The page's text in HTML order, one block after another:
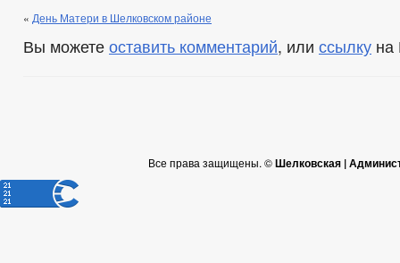
« День Матери в Шелковском районе
Вы можете оставить комментарий, или ссылку на
Все права защищены. ©Шелковская |